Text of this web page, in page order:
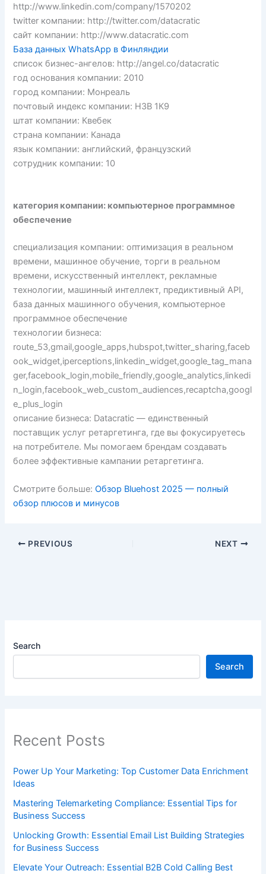
http://www.linkedin.com/company/1570202
twitter компании: http://twitter.com/datacratic
сайт компании: http://www.datacratic.com
База данных WhatsApp в Финляндии
список бизнес-ангелов: http://angel.co/datacratic
год основания компании: 2010
город компании: Монреаль
почтовый индекс компании: Н3В 1К9
штат компании: Квебек
страна компании: Канада
язык компании: английский, французский
сотрудник компании: 10
категория компании: компьютерное программное
обеспечение
специализация компании: оптимизация в реальном
времени, машинное обучение, торги в реальном
времени, искусственный интеллект, рекламные
технологии, машинный интеллект, предиктивный API,
база данных машинного обучения, компьютерное
программное обеспечение
технологии бизнеса:
route_53,gmail,google_apps,hubspot,twitter_sharing,faceb
ook_widget,iperceptions,linkedin_widget,google_tag_mana
ger,facebook_login,mobile_friendly,google_analytics,linkedi
n_login,facebook_web_custom_audiences,recaptcha,googl
e_plus_login
описание бизнеса: Datacratic — единственный
поставщик услуг ретаргетинга, где вы фокусируетесь
на потребителе. Мы помогаем брендам создавать
более эффективные кампании ретаргетинга.
Смотрите больше:Обзор Bluehost 2025 — полный
обзор плюсов и минусов
PREVIOUS NEXT
Search
Search
Recent Posts
Power Up Your Marketing: Top Customer Data Enrichment
Ideas
Mastering Telemarketing Compliance: Essential Tips for
Business Success
Unlocking Growth: Essential Email List Building Strategies
for Business Success
Elevate Your Outreach: Essential B2B Cold Calling Best